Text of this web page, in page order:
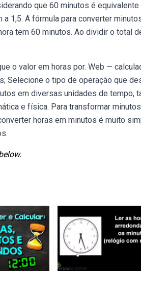
que 60 minutos é equivalente
1,5. A fórmula para converter
tem 60 minutos. Ao dividir o total
o valor em horas por. Web —
Selecione o tipo de operação que
em diversas unidades de tempo,
e física. Para transformar
horas em minutos é muito